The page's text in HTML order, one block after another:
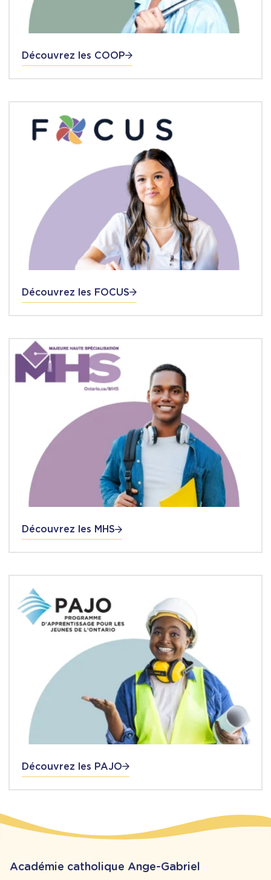
Découvrez les COOP
Découvrez les FOCUS
Découvrez les MHS
Découvrez les PAJO
Académie catholique Ange-Gabriel